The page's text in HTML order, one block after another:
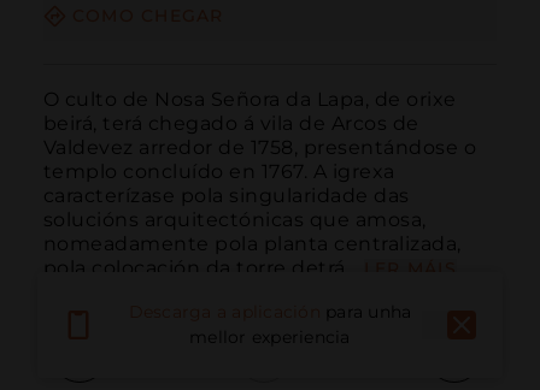
O culto de Nosa Señora da Lapa, de orixe
beirá, terá chegado á vila de Arcos de
Valdevez arredor de 1758, presentándose o
templo concluído en 1767. A igrexa
caracterízase pola singularidade das
solucións arquitectónicas que amosa,
nomeadamente pola planta centralizada,
pola colocación da torre detrá...
para unha
mellor experiencia